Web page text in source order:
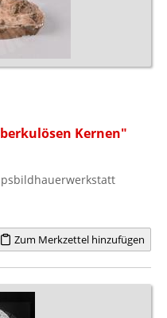
Kernen"
Zum Merkzettel hinzufügen